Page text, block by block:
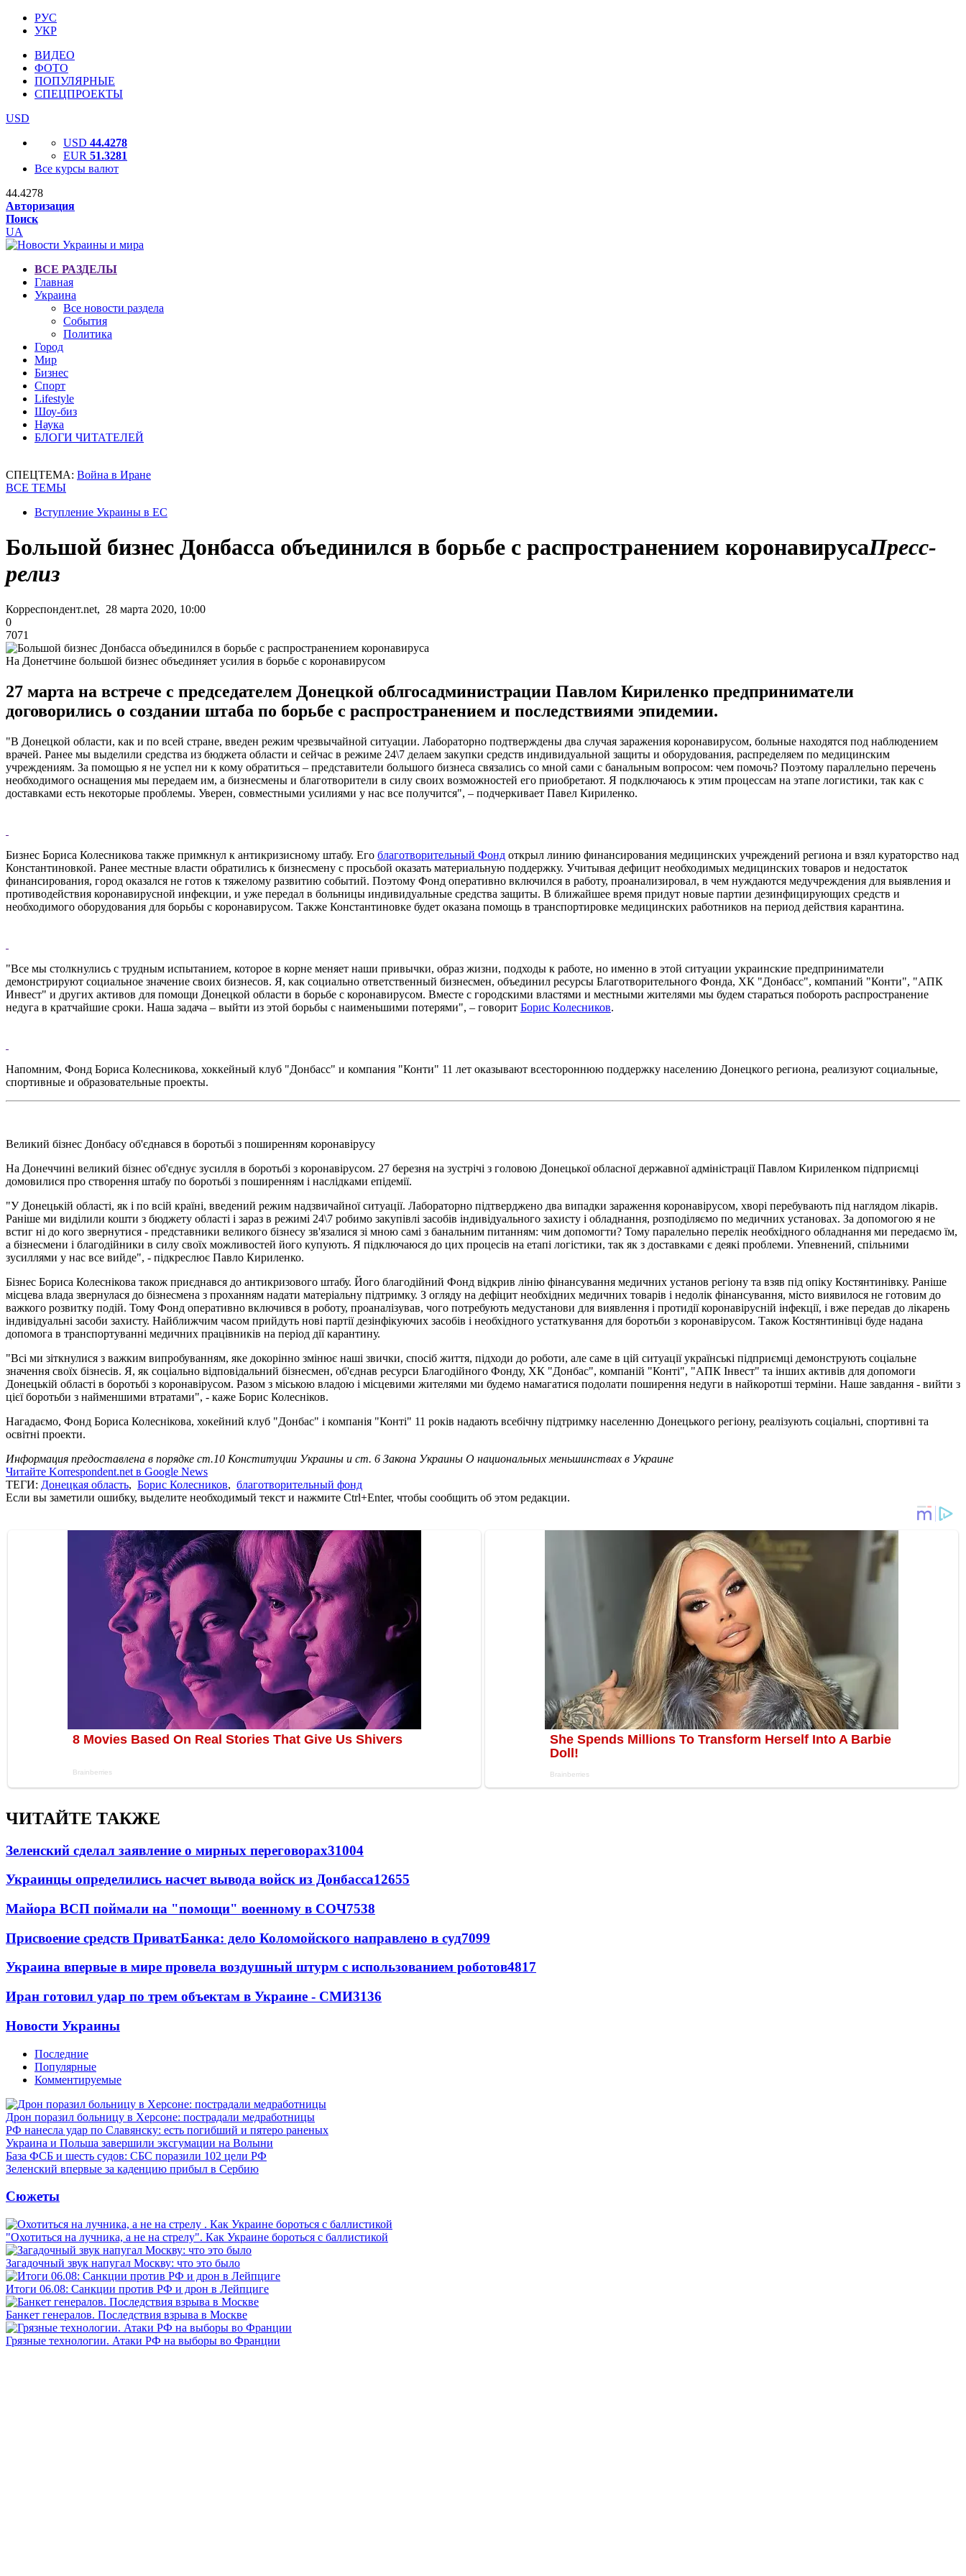
РУС
УКР
ВИДЕО
ФОТО
ПОПУЛЯРНЫЕ
СПЕЦПРОЕКТЫ
USD
USD 44.4278
EUR 51.3281
Все курсы валют
44.4278
Авторизация
Поиск
UA
ВСЕ РАЗДЕЛЫ
Главная
Украина
Все новости раздела
События
Политика
Город
Мир
Бизнес
Спорт
Lifestyle
Шоу-биз
Наука
БЛОГИ ЧИТАТЕЛЕЙ
СПЕЦТЕМА: Война в Иране
ВСЕ ТЕМЫ
Вступление Украины в ЕС
Большой бизнес Донбасса объединился в борьбе с распространением коронавирусаПресс-
релиз
Корреспондент.net, 28 марта 2020, 10:00
0
7071
На Донетчине большой бизнес объединяет усилия в борьбе с коронавирусом
27 марта на встрече с председателем Донецкой облгосадминистрации Павлом Кириленко предприниматели
договорились о создании штаба по борьбе с распространением и последствиями эпидемии.
"В Донецкой области, как и по всей стране, введен режим чрезвычайной ситуации. Лабораторно подтверждены два случая заражения коронавирусом, больные находятся под наблюдением
врачей. Ранее мы выделили средства из бюджета области и сейчас в режиме 24\7 делаем закупки средств индивидуальной защиты и оборудования, распределяем по медицинским
учреждениям. За помощью я не успел ни к кому обратиться – представители большого бизнеса связались со мной сами с банальным вопросом: чем помочь? Поэтому параллельно перечень
необходимого оснащения мы передаем им, а бизнесмены и благотворители в силу своих возможностей его приобретают. Я подключаюсь к этим процессам на этапе логистики, так как с
доставками есть некоторые проблемы. Уверен, совместными усилиями у нас все получится", – подчеркивает Павел Кириленко.
Бизнес Бориса Колесникова также примкнул к антикризисному штабу. Его благотворительный Фонд открыл линию финансирования медицинских учреждений региона и взял кураторство над
Константиновкой. Ранее местные власти обратились к бизнесмену с просьбой оказать материальную поддержку. Учитывая дефицит необходимых медицинских товаров и недостаток
финансирования, город оказался не готов к тяжелому развитию событий. Поэтому Фонд оперативно включился в работу, проанализировал, в чем нуждаются медучреждения для выявления и
противодействия коронавирусной инфекции, и уже передал в больницы индивидуальные средства защиты. В ближайшее время придут новые партии дезинфицирующих средств и
необходимого оборудования для борьбы с коронавирусом. Также Константиновке будет оказана помощь в транспортировке медицинских работников на период действия карантина.
"Все мы столкнулись с трудным испытанием, которое в корне меняет наши привычки, образ жизни, подходы к работе, но именно в этой ситуации украинские предприниматели
демонстрируют социальное значение своих бизнесов. Я, как социально ответственный бизнесмен, объединил ресурсы Благотворительного Фонда, ХК "Донбасс", компаний "Конти", "АПК
Инвест" и других активов для помощи Донецкой области в борьбе с коронавирусом. Вместе с городскими властями и местными жителями мы будем стараться побороть распространение
недуга в кратчайшие сроки. Наша задача – выйти из этой борьбы с наименьшими потерями", – говорит Борис Колесников.
Напомним, Фонд Бориса Колесникова, хоккейный клуб "Донбасс" и компания "Конти" 11 лет оказывают всестороннюю поддержку населению Донецкого региона, реализуют социальные,
спортивные и образовательные проекты.
Великий бізнес Донбасу об'єднався в боротьбі з поширенням коронавірусу
На Донеччині великий бізнес об'єднує зусилля в боротьбі з коронавірусом. 27 березня на зустрічі з головою Донецької обласної державної адміністрації Павлом Кириленком підприємці
домовилися про створення штабу по боротьбі з поширенням і наслідками епідемії.
"У Донецькій області, як і по всій країні, введений режим надзвичайної ситуації. Лабораторно підтверджено два випадки зараження коронавірусом, хворі перебувають під наглядом лікарів.
Раніше ми виділили кошти з бюджету області і зараз в режимі 24\7 робимо закупівлі засобів індивідуального захисту і обладнання, розподіляємо по медичних установах. За допомогою я не
встиг ні до кого звернутися - представники великого бізнесу зв'язалися зі мною самі з банальним питанням: чим допомогти? Тому паралельно перелік необхідного обладнання ми передаємо їм,
а бізнесмени і благодійники в силу своїх можливостей його купують. Я підключаюся до цих процесів на етапі логістики, так як з доставками є деякі проблеми. Упевнений, спільними
зусиллями у нас все вийде", - підкреслює Павло Кириленко.
Бізнес Бориса Колеснікова також приєднався до антикризового штабу. Його благодійний Фонд відкрив лінію фінансування медичних установ регіону та взяв під опіку Костянтинівку. Раніше
місцева влада звернулася до бізнесмена з проханням надати матеріальну підтримку. З огляду на дефіцит необхідних медичних товарів і недолік фінансування, місто виявилося не готовим до
важкого розвитку подій. Тому Фонд оперативно включився в роботу, проаналізував, чого потребують медустанови для виявлення і протидії коронавірусній інфекції, і вже передав до лікарень
індивідуальні засоби захисту. Найближчим часом прийдуть нові партії дезінфікуючих засобів і необхідного устаткування для боротьби з коронавірусом. Також Костянтинівці буде надана
допомога в транспортуванні медичних працівників на період дії карантину.
"Всі ми зіткнулися з важким випробуванням, яке докорінно змінює наші звички, спосіб життя, підходи до роботи, але саме в цій ситуації українські підприємці демонструють соціальне
значення своїх бізнесів. Я, як соціально відповідальний бізнесмен, об'єднав ресурси Благодійного Фонду, ХК "Донбас", компаній "Конті", "АПК Інвест" та інших активів для допомоги
Донецькій області в боротьбі з коронавірусом. Разом з міською владою і місцевими жителями ми будемо намагатися подолати поширення недуги в найкоротші терміни. Наше завдання - вийти з
цієї боротьби з найменшими втратами", - каже Борис Колесніков.
Нагадаємо, Фонд Бориса Колеснікова, хокейний клуб "Донбас" і компанія "Конті" 11 років надають всебічну підтримку населенню Донецького регіону, реалізують соціальні, спортивні та
освітні проекти.
Информация предоставлена в порядке ст.10 Конституции Украины и ст. 6 Закона Украины О национальных меньшинствах в Украине
Читайте Korrespondent.net в Google News
ТЕГИ: Донецкая область, Борис Колесников, благотворительный фонд
Если вы заметили ошибку, выделите необходимый текст и нажмите Ctrl+Enter, чтобы сообщить об этом редакции.
ЧИТАЙТЕ ТАКЖЕ
Зеленский сделал заявление о мирных переговорах31004
Украинцы определились насчет вывода войск из Донбасса12655
Майора ВСП поймали на "помощи" военному в СОЧ7538
Присвоение средств ПриватБанка: дело Коломойского направлено в суд7099
Украина впервые в мире провела воздушный штурм с использованием роботов4817
Иран готовил удар по трем объектам в Украине - СМИ3136
Новости Украины
Последние
Популярные
Комментируемые
Дрон поразил больницу в Херсоне: пострадали медработницы
РФ нанесла удар по Славянску: есть погибший и пятеро раненых
Украина и Польша завершили эксгумации на Волыни
База ФСБ и шесть судов: СБС поразили 102 цели РФ
Зеленский впервые за каденцию прибыл в Сербию
Сюжеты
"Охотиться на лучника, а не на стрелу". Как Украине бороться с баллистикой
Загадочный звук напугал Москву: что это было
Итоги 06.08: Санкции против РФ и дрон в Лейпциге
Банкет генералов. Последствия взрыва в Москве
Грязные технологии. Атаки РФ на выборы во Франции